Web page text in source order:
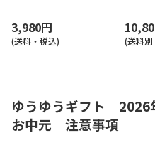
3,980円
(送料・税込) (送料別
ゆうゆうギフト 2026
お中元 注意事項